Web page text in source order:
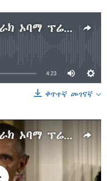
በጦር መሣሪያ ህግ የባራክ ኦባማ ፕሬዚደንታዊ ትዕዛዝ
available
4:23
ቀጥተኛ መገናኛ
በጦር መሣሪያ ህግ የባራክ ኦባማ ፕሬዚደንታዊ ትዕዛዝ ይፋ ያደረጉበት ንግግር
available